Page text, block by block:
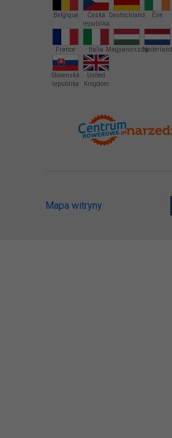
Belgique
Česká
republika
Deutschland Éire
France Italia MagyarországNederland
Slovenská
republika
United
Kingdom
Mapa witryny